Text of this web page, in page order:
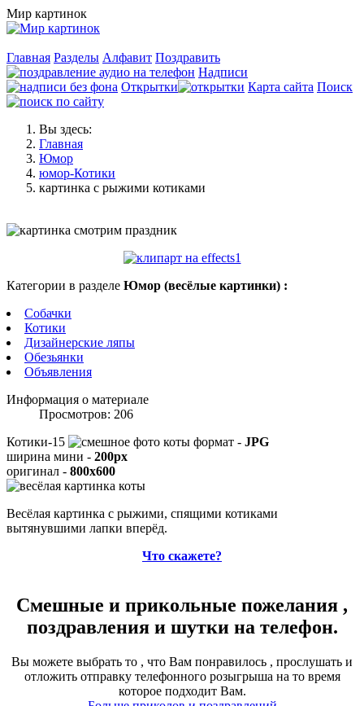
Мир картинок
Главная Разделы Алфавит Поздравить
Надписи
Открытки
Карта сайта Поиск
Вы здесь:
Главная
Юмор
юмор-Котики
картинка с рыжими котиками
Категории в разделе Юмор (весёлые картинки) :
Собачки
Котики
Дизайнерские ляпы
Обезьянки
Объявления
Информация о материале
Просмотров: 206
Котики-15
формат - JPG
ширина мини - 200px
оригинал - 800x600
Весёлая картинка с рыжими, спящими котиками
вытянувшими лапки вперёд.
Что скажете?
Смешные и прикольные пожелания ,
поздравления и шутки на телефон.
Вы можете выбрать то , что Вам понравилось , прослушать и
отложить отправку телефонного розыгрыша на то время
которое подходит Вам.